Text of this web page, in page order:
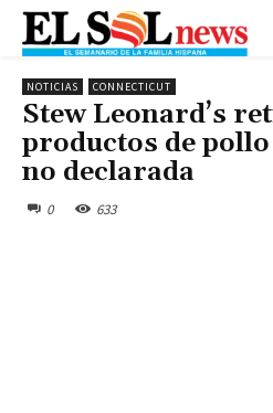
NOTICIAS CONNECTICUT
Stew Leonard’s
productos de
no declarada
0 633